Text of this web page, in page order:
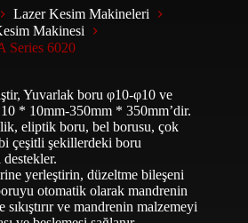
Lazer Kesim Makineleri
Makinesi
Series 6020
Yuvarlak boru φ10-φ10 ve
* 10mm-350mm * 350mm’dir.
eliptik boru, bel borusu, çok
çeşitli şekillerdeki boru
yerleştirin, düzeltme bileşeni
otomatik olarak mandrenin
ve mandrenin malzemeyi